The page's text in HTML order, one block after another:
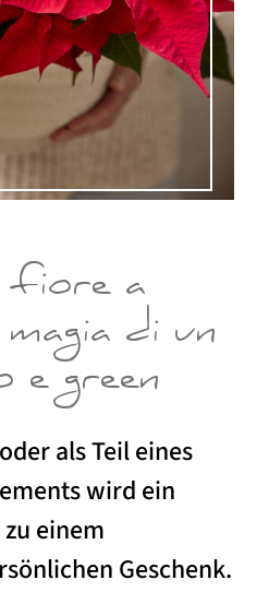
fiore a
di un
e green
als Teil eines
wird ein
einem
Geschenk.